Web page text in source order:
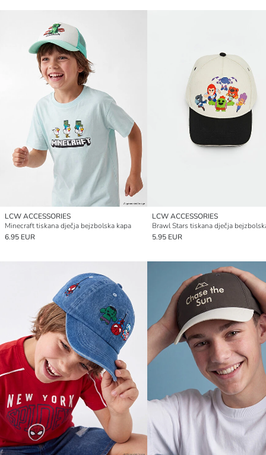
LCW ACCESSORIES
Minecraft tiskana dječja bejzbolska kapa
6.95 EUR
LCW ACCESSORIES
Brawl Stars tiskana dječja
5.95 EUR